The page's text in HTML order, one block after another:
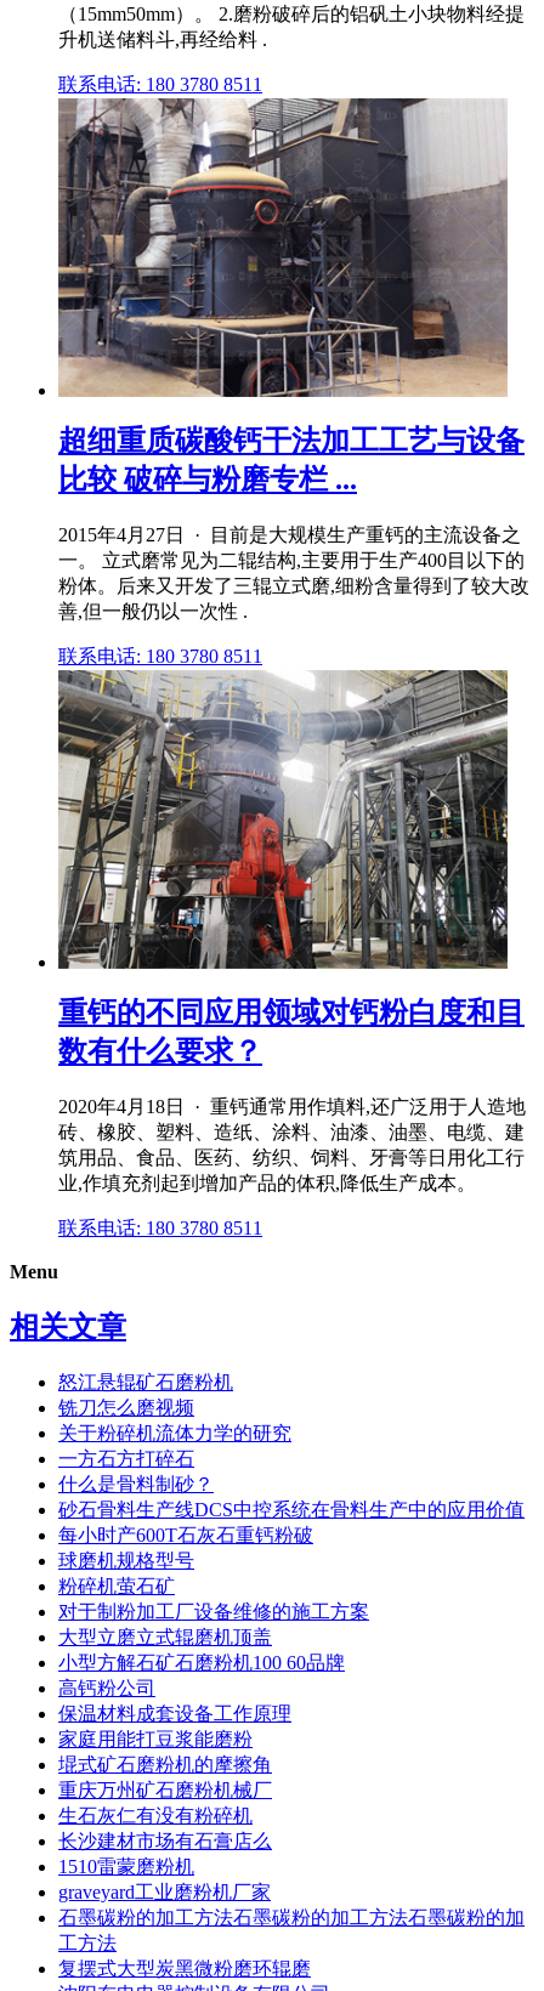
（15mm50mm）。 2.磨粉破碎后的铝矾土小块物料经提
升机送储料斗,再经给料 .
联系电话: 180 3780 8511
超细重质碳酸钙干法加工工艺与设备
比较 破碎与粉磨专栏 ...
2015年4月27日 · 目前是大规模生产重钙的主流设备之
一。 立式磨常见为二辊结构,主要用于生产400目以下的
粉体。后来又开发了三辊立式磨,细粉含量得到了较大改
善,但一般仍以一次性 .
联系电话: 180 3780 8511
重钙的不同应用领域对钙粉白度和目
数有什么要求？
2020年4月18日 · 重钙通常用作填料,还广泛用于人造地
砖、橡胶、塑料、造纸、涂料、油漆、油墨、电缆、建
筑用品、食品、医药、纺织、饲料、牙膏等日用化工行
业,作填充剂起到增加产品的体积,降低生产成本。
联系电话: 180 3780 8511
Menu
相关文章
怒江悬辊矿石磨粉机
铣刀怎么磨视频
关于粉碎机流体力学的研究
一方石方打碎石
什么是骨料制砂？
砂石骨料生产线DCS中控系统在骨料生产中的应用价值
每小时产600T石灰石重钙粉破
球磨机规格型号
粉碎机萤石矿
对于制粉加工厂设备维修的施工方案
大型立磨立式辊磨机顶盖
小型方解石矿石磨粉机100 60品牌
高钙粉公司
保温材料成套设备工作原理
家庭用能打豆浆能磨粉
堒式矿石磨粉机的摩擦角
重庆万州矿石磨粉机械厂
生石灰仁有没有粉碎机
长沙建材市场有石膏店么
1510雷蒙磨粉机
graveyard工业磨粉机厂家
石墨碳粉的加工方法石墨碳粉的加工方法石墨碳粉的加
工方法
复摆式大型炭黑微粉磨环辊磨